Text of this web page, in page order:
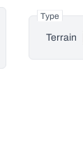
Type
Terrain